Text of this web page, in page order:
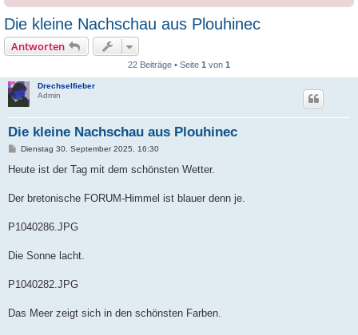
Die kleine Nachschau aus Plouhinec
Antworten
22 Beiträge • Seite 1 von 1
Drechselfieber
Admin
Die kleine Nachschau aus Plouhinec
B
i
a
Dienstag 30. September 2025, 16:30
Heute ist der Tag mit dem schönsten Wetter.
Der bretonische FORUM-Himmel ist blauer denn je.
P1040286.JPG
Die Sonne lacht.
P1040282.JPG
Das Meer zeigt sich in den schönsten Farben.